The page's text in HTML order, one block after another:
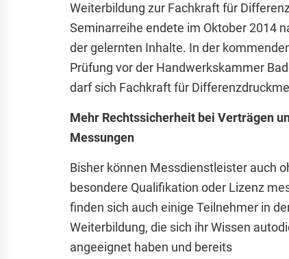
Weiterbildung zur Fachkraft für
Seminarreihe endete im Oktober 2014
der gelernten Inhalte. In der
Prüfung vor der Handwerkskammer
darf sich Fachkraft für
Mehr Rechtssicherheit bei Verträgen
Messungen
Bisher können Messdienstleister auch
besondere Qualifikation oder Lizenz
finden sich auch einige Teilnehmer in
Weiterbildung, die sich ihr Wissen
angeeignet haben und bereits